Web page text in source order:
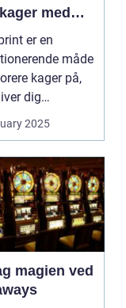
med
er en
måde
kager på,
dig
2025
magien ved